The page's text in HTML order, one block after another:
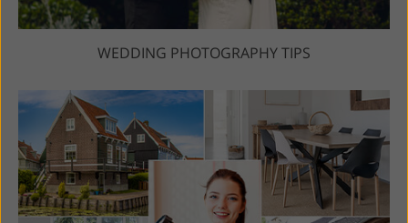
WEDDING PHOTOGRAPHY TIPS